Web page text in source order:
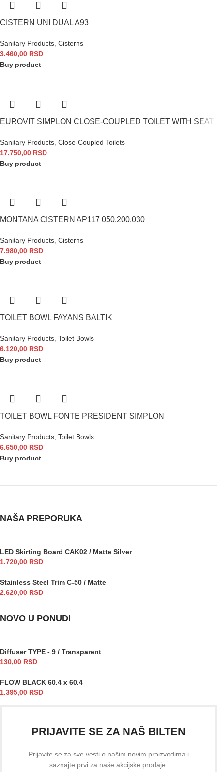
CISTERN UNI DUAL A93
Sanitary Products, Cisterns
3.460,00 RSD
Buy product
EUROVIT SIMPLON CLOSE-COUPLED TOILET WITH SEAT
Sanitary Products Close-Coupled Toilets
17.750,00 RSD
Buy product
MONTANA CISTERN AP117 050.200.030
Sanitary Products Cisterns
7.980,00 RSD
Buy product
TOILET BOWL FAYANS BALTIK
Sanitary Products Toilet Bowls
6.120,00 RSD
Buy product
TOILET BOWL FONTE PRESIDENT SIMPLON
Sanitary Products Toilet Bowls
6.650,00 RSD
Buy product
NAŠA PREPORUKA
LED Skirting Board CAK02 / Matte Silver
1.720,00 RSD
Stainless Steel Trim C-50 / Matte
2.620,00 RSD
NOVO U PONUDI
Diffuser TYPE - 9 / Transparent
130,00 RSD
FLOW BLACK 60.4 x 60.4
1.395,00 RSD
PRIJAVITE SE ZA NAŠ BILTEN
Prijavite se za sve vesti o našim novim proizvodima i
saznajte prvi za naše akcijske prodaje.